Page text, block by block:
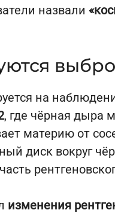
назвали
на
, где чёрная дыра
материю от
диск вокруг
изменения